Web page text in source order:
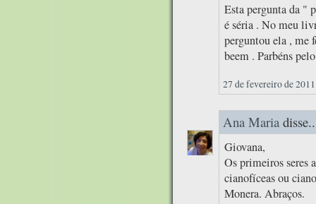
Esta pergunta da "
é séria . No meu
perguntou ela , me
beem . Parbéns
27 de fevereiro de
Ana Maria
Giovana,
Os primeiros seres
cianofíceas ou
Monera. Abraços.